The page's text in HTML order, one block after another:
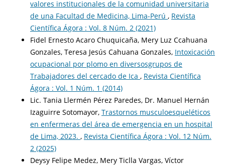
valores institucionales de la comunidad universitaria
de una Facultad de Medicina, Lima-Perú , Revista
Científica Ágora : Vol. 8 Núm. 2 (2021)
Fidel Ernesto Acaro Chuquicaña, Mery Luz Ccahuana
Gonzales, Teresa Jesús Cahuana Gonzales, Intoxicación
ocupacional por plomo en diversosgrupos de
Trabajadores del cercado de Ica , Revista Científica
Ágora : Vol. 1 Núm. 1 (2014)
Lic. Tania Llermén Pérez Paredes, Dr. Manuel Hernán
Izaguirre Sotomayor, Trastornos musculoesqueléticos
en enfermeras del área de emergencia en un hospital
de Lima, 2023. , Revista Científica Ágora : Vol. 12 Núm.
2 (2025)
Deysy Felipe Medez, Mery Ticlla Vargas, Víctor